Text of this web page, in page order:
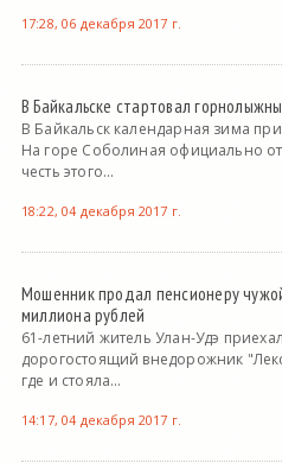
17:28, 06 декабря 2017 г.
В Байкальске стартовал
В Байкальск календарная зима
На горе Соболиная официально
честь этого...
18:22, 04 декабря 2017 г.
Мошенник продал пенсионеру
миллиона рублей
61-летний житель Улан-Удэ
дорогостоящий внедорожник
где и стояла...
14:17, 04 декабря 2017 г.